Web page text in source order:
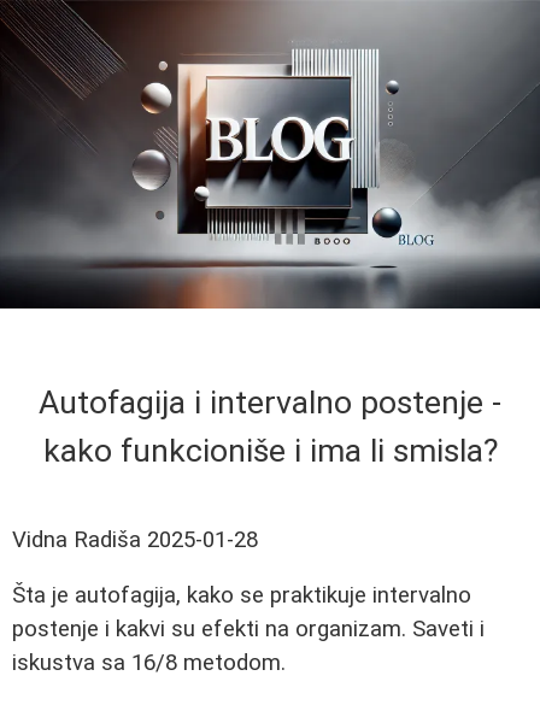
Autofagija i intervalno postenje -
kako funkcioniše i ima li smisla?
Vidna Radiša 2025-01-28
Šta je autofagija, kako se praktikuje intervalno
postenje i kakvi su efekti na organizam. Saveti i
iskustva sa 16/8 metodom.